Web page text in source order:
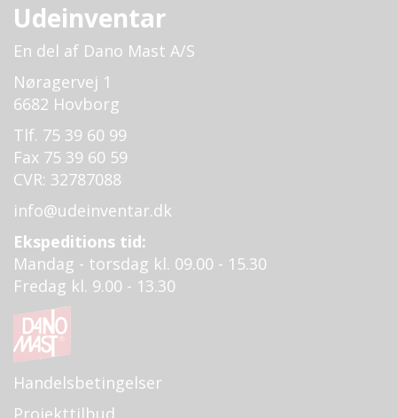
Udeinventar
En del af Dano Mast A/S
Nøragervej 1
6682 Hovborg
Tlf. 75 39 60 99
Fax 75 39 60 59
CVR: 32787088
info@udeinventar.dk
Ekspeditions tid:
Mandag - torsdag kl. 09.00 - 15.30
Fredag kl. 9.00 - 13.30
Handelsbetingelser